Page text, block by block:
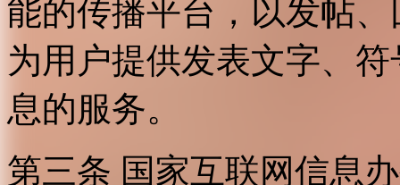
能的传播平台，以发帖
为用户提供发表文字、
息的服务。
第三条 国家互联网信息